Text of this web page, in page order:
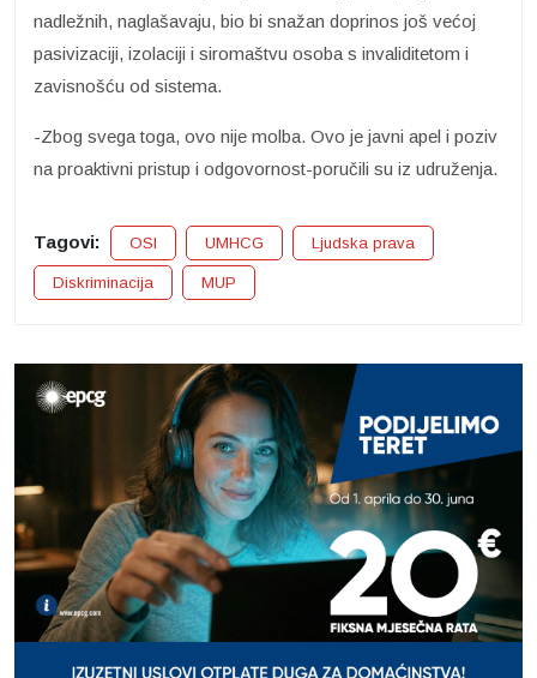
nadležnih, naglašavaju, bio bi snažan doprinos još većoj
pasivizaciji, izolaciji i siromaštvu osoba s invaliditetom i
zavisnošću od sistema.
-Zbog svega toga, ovo nije molba. Ovo je javni apel i poziv
na proaktivni pristup i odgovornost-poručili su iz udruženja.
Tagovi: OSI UMHCG Ljudska prava
Diskriminacija MUP